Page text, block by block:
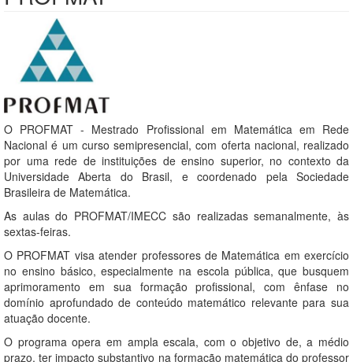
O PROFMAT - Mestrado Profissional em Matemática em Rede
Nacional é um curso semipresencial, com oferta nacional, realizado
por uma rede de instituições de ensino superior, no contexto da
Universidade Aberta do Brasil, e coordenado pela Sociedade
Brasileira de Matemática.
As aulas do PROFMAT/IMECC são realizadas semanalmente, às
sextas-feiras.
O PROFMAT visa atender professores de Matemática em exercício
no ensino básico, especialmente na escola pública, que busquem
aprimoramento em sua formação profissional, com ênfase no
domínio aprofundado de conteúdo matemático relevante para sua
atuação docente.
O programa opera em ampla escala, com o objetivo de, a médio
prazo, ter impacto substantivo na formação matemática do professor